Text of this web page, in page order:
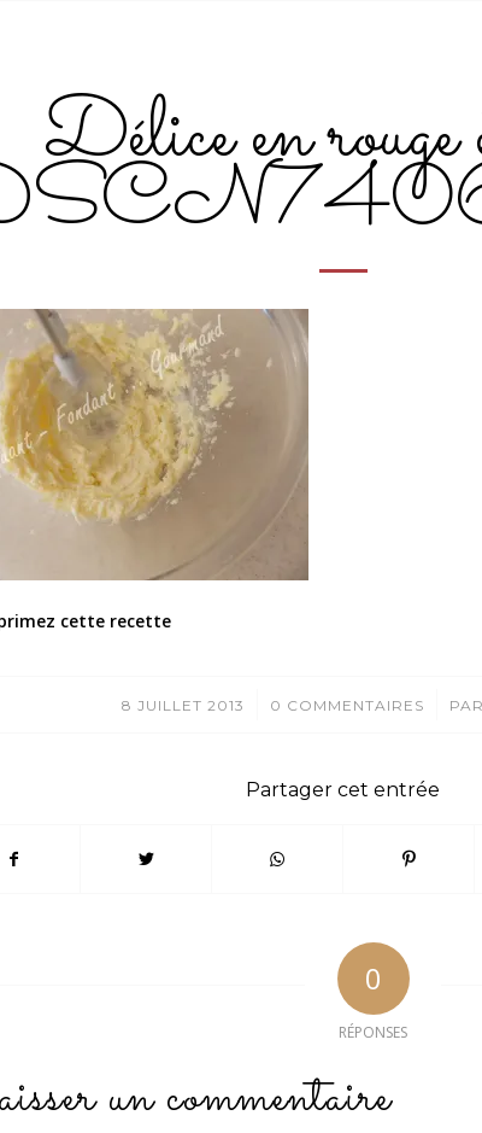
Délice en
cette recette
8 JUILLET 2013
/ 0 COMMENTAIRES
/ PAR
Partager cet entrée
0
RÉPONSES
un commentaire